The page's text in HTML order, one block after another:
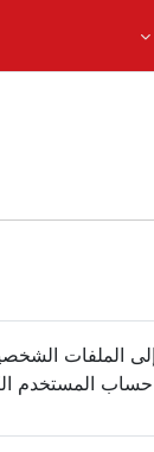
الملفات
المستخدم